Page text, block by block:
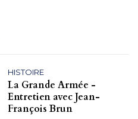
HISTOIRE
La Grande Armée -
Entretien avec Jean-
François Brun